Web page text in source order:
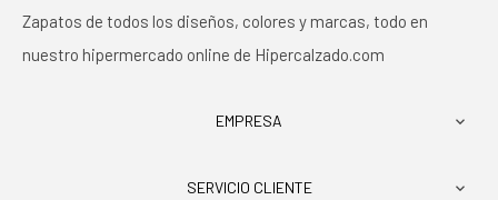
Zapatos de todos los diseños, colores y marcas, todo en
nuestro hipermercado online de Hipercalzado.com
EMPRESA 
SERVICIO CLIENTE 